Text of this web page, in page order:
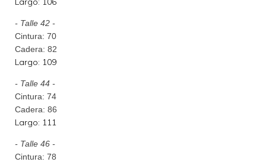
- Talle 42 -
Cintura: 70
Cadera: 82
Largo: 109
- Talle 44 -
Cintura: 74
Cadera: 86
Largo: 111
- Talle 46 -
Cintura: 78